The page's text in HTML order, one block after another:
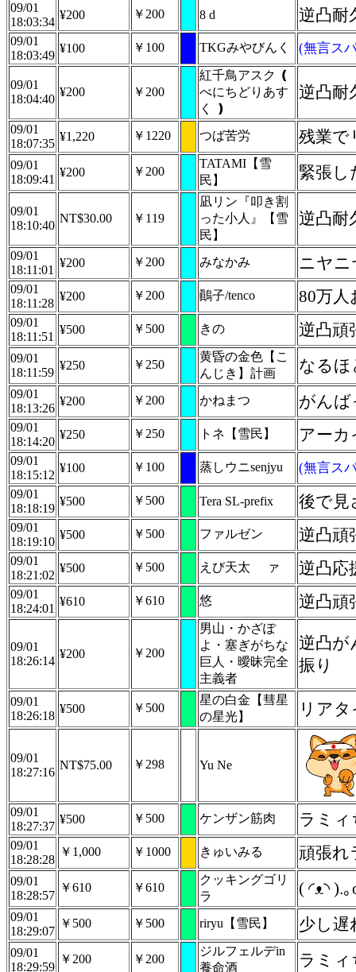
09/01
18:03:34
¥200 ￥200 8 d 逆凸耐
09/01
18:03:49
¥100 ￥100 TKGみやびんく (無言ス
09/01
18:04:40
¥200 ￥200
紅千鳥アスク ❪
べにちどりあす
く ❫
逆凸耐
09/01
18:07:35
¥1,220 ￥1220 つば苦労 残業で
09/01
18:09:41
¥200 ￥200
TATAMI【雪
民】
緊張し
09/01
18:10:40
NT$30.00 ￥119
凪リン『叩き割
った小人』【雪
民】
逆凸耐
09/01
18:11:01
¥200 ￥200 みなかみ ニヤ
09/01
18:11:28
¥200 ￥200 鷆子/tenco 80万人
09/01
18:11:51
¥500 ￥500 きの 逆凸頑
09/01
18:11:59
¥250 ￥250
黄昏の金色【こ
んじき】計画
なるほ
09/01
18:13:26
¥200 ￥200 かねまつ がん
09/01
18:14:20
¥250 ￥250 トネ【雪民】 アー
09/01
18:15:12
¥100 ￥100 蒸しウニsenjyu (無言ス
09/01
18:18:19
¥500 ￥500 Tera SL-prefix 後で見
09/01
18:19:10
¥500 ￥500 ファルゼン 逆凸頑
09/01
18:21:02
¥500 ￥500 えび天太 ゙ァ 逆凸応
09/01
18:24:01
¥610 ￥610 悠 逆凸頑
09/01
18:26:14
¥200 ￥200
男山・かざぽ
よ・塞ぎがちな
巨人・曖昧完全
主義者
逆凸が
振り
09/01
18:26:18
¥500 ￥500
星の白金【彗星
の星光】
リア
09/01
18:27:16
NT$75.00 ￥298 Yu Ne
09/01
18:27:37
¥500 ￥500
ケンザン筋肉
09/01
18:28:28
￥1,000 ￥1000 きゅいみる 頑張れ
09/01
18:28:57
￥610 ￥610
クッキングゴリ
ラ
( ◜ᴥ◝
09/01
18:29:07
￥500 ￥500 riryu【雪民】 少し遅
09/01
18:29:59
￥200 ￥200
ジルフェルデin
養命酒
ラミ